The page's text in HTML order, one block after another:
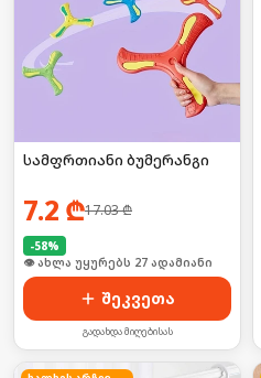
სამფრთიანი ბუმერანგი
7.2 ₾17.03₾
-58%
🛒 ბოლო 24სთ-ში იყიდა 41-მა
შეკვეთა
გადახდა მიღებისას